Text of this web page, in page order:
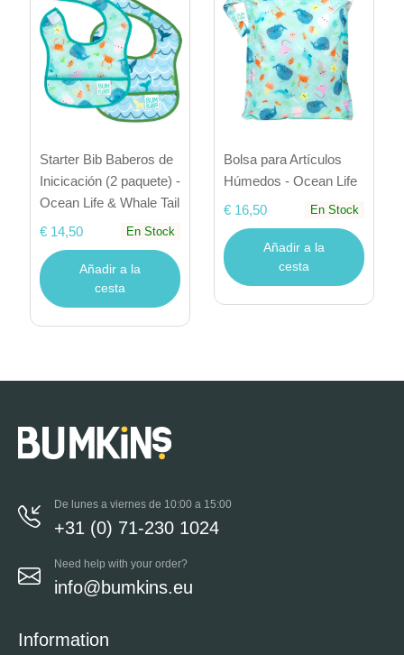
Starter Bib Baberos de
Inicicación (2 paquete) -
Ocean Life & Whale Tail
€ 14,50
En Stock
Añadir a la
cesta
Bolsa para Artículos
Húmedos - Ocean Life
€ 16,50
En Stock
Añadir a la
cesta
De lunes a viernes de 10:00 a 15:00
+31 (0) 71-230 1024
Need help with your order?
info@bumkins.eu
Information